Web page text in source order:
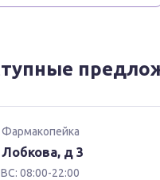
содержит:
Фармакопейка
д 3
08:00-22:00